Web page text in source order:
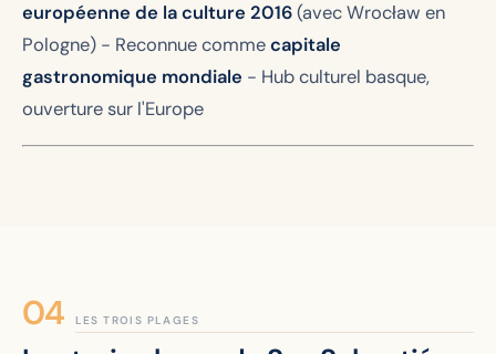
européenne de la culture 2016(avec Wrocław en
Pologne) - Reconnue commecapitale
gastronomique mondiale - Hub culturel basque,
ouverture sur l'Europe
LES TROIS PLAGES